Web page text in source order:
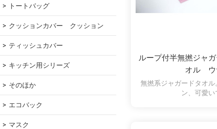
トートバッグ
クッションカバー　クッション
ティッシュカバー
キッチン用シリーズ
そのほか
エコバック
マスク
ループ付半無撚ジャ
オル ウ
無撚系ジャガードタオ
ン、可愛い